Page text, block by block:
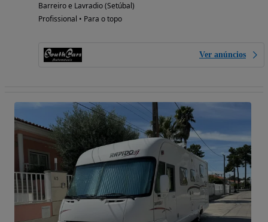
Barreiro e Lavradio (Setúbal)
Profissional • Para o topo
Ver anúncios